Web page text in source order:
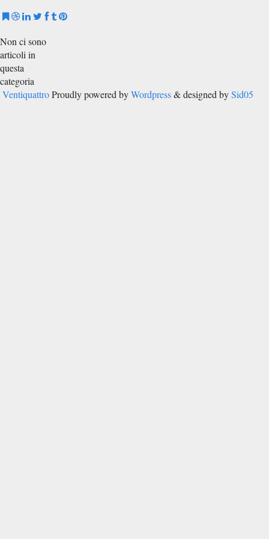
Non ci sono
articoli in
questa
categoria
Ventiquattro Proudly powered byWordpress& designed bySid05